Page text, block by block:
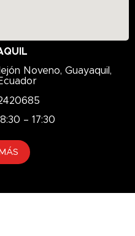
Noveno, Guayaquil,
– 17:30